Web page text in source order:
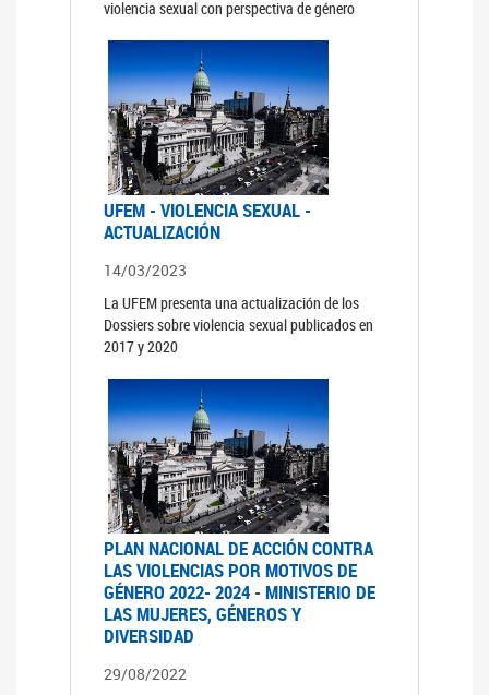
violencia sexual con perspectiva de género
UFEM - VIOLENCIA SEXUAL -
ACTUALIZACIÓN
14/03/2023
La UFEM presenta una actualización de los
Dossiers sobre violencia sexual publicados en
2017 y 2020
PLAN NACIONAL DE ACCIÓN CONTRA
LAS VIOLENCIAS POR MOTIVOS DE
GÉNERO 2022- 2024 - MINISTERIO DE
LAS MUJERES, GÉNEROS Y
DIVERSIDAD
29/08/2022